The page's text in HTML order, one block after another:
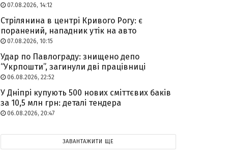
07.08.2026, 14:12
Стрілянина в центрі Кривого Рогу: є
поранений, нападник утік на авто
07.08.2026, 10:15
Удар по Павлограду: знищено депо
“Укрпошти”, загинули дві працівниці
06.08.2026, 22:52
У Дніпрі купують 500 нових сміттєвих баків
за 10,5 млн грн: деталі тендера
06.08.2026, 20:47
ЗАВАНТАЖИТИ ЩЕ